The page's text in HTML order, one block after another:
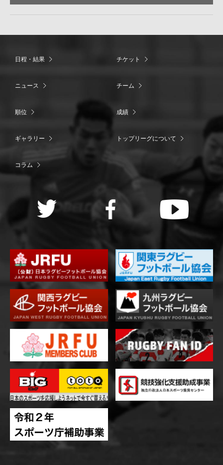
日程・結果 チケット
ニュース チーム
順位 成績
ギャラリー トップリーグについて
コラム